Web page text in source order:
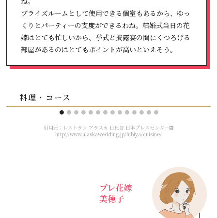
ブライズルームとして使用できる個室もあるから、ゆっ
くりとパーティーの支度ができるわね。結婚式当日の花
嫁はとても忙しいから、挙式と披露宴の間にくつろげる
部屋があるのはとてもポイントが高いといえそう。
料理・コース
引用元：レストラン アラスカ 日比谷 日本プレスセンター店
http://www.alaskawedding.jp/hibiya/cuisine/
プレ花嫁
美穂子